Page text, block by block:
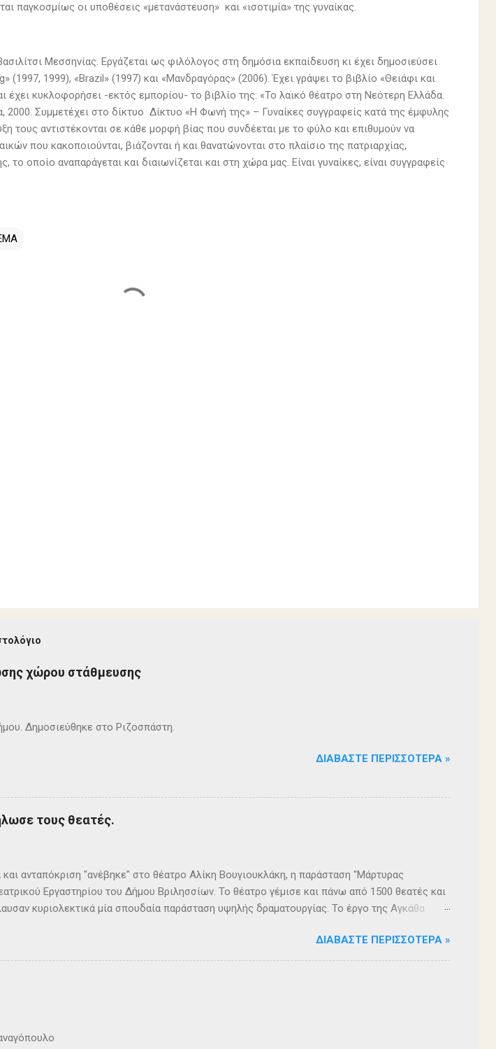
παγκοσμίως οι υποθέσεις «μετανάστευση» και «ισοτιμία» της γυναίκας.
Μεσσηνίας. Εργάζεται ως φιλόλογος στη δημόσια εκπαίδευση κι έχει δημοσιεύσει
(1997, 1999), «Βrazil» (1997) και «Μανδραγόρας» (2006). Έχει γράψει το βιβλίο «Θειάφι και
έχει κυκλοφορήσει -εκτός εμπορίου- το βιβλίο της: «Το λαϊκό θέατρο στη Νεότερη Ελλάδα.
2000. Συμμετέχει στο δίκτυο Δίκτυο «Η Φωνή της» – Γυναίκες συγγραφείς κατά της έμφυλης
τους αντιστέκονται σε κάθε μορφή βίας που συνδέεται με το φύλο και επιθυμούν να
που κακοποιούνται, βιάζονται ή και θανατώνονται στο πλαίσιο της πατριαρχίας,
το οποίο αναπαράγεται και διαιωνίζεται και στη χώρα μας. Είναι γυναίκες, είναι συγγραφείς
χώρου στάθμευσης
Δημοσιεύθηκε στο Ριζοσπάστη.
ΔΙΑΒΆΣΤΕ ΠΕΡΙΣΣΌΤΕΡΑ »
τους θεατές.
και ανταπόκριση "ανέβηκε" στο θέατρο Αλίκη Βουγιουκλάκη, η παράσταση "Μάρτυρας
Εργαστηρίου του Δήμου Βριλησσίων. Το θέατρο γέμισε και πάνω από 1500 θεατές και
κυριολεκτικά μία σπουδαία παράσταση υψηλής δραματουργίας. Το έργο της Αγκάθα
φινάλε που απαντά σε όλα τα ερωτήματα, σημάδεψαν όλους όσους παρακολούθησαν το
ανεξίτηλα στη μνήμη τους. Επρόκειτο για μία αναμφισβήτητα δυνατή παράσταση. Με τη
της Τώνιας Σταυροπούλου που επί μακρά σειρά ετών είναι υπεύθυνη του Α΄ Δημοτικού
Εξαιρετικές ερμηνείες κατέθεσαν οι ηθοποιοί: Αλέξανδρος Γεωργίου, Αλέξανδρος
Γιάννης Καρτερός, Δήμητρα Χίου, Ευριπίδης Τσαούσογλου, Θοδωρής Σκληρός ,
ΔΙΑΒΆΣΤΕ ΠΕΡΙΣΣΌΤΕΡΑ »